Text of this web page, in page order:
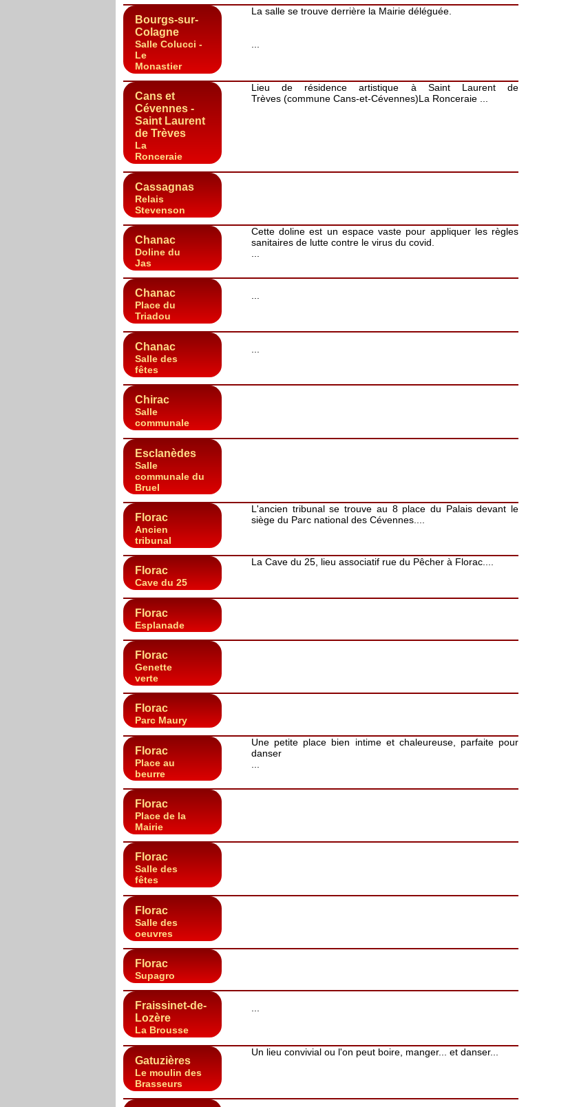
Bourgs-sur-
Colagne
Salle Colucci -
Le
Monastier
La salle se trouve derrière la Mairie déléguée.
Cans et
Cévennes -
Saint Laurent
de Trèves
La
Ronceraie
Lieu de résidence artistique à Saint Laurent de
Trèves (commune Cans-et-Cévennes)La Ronceraie ...
Cassagnas
Relais
Stevenson
Chanac
Doline du
Jas
Cette doline est un espace vaste pour appliquer les règles
sanitaires de lutte contre le virus du covid.
Chanac
Place du
Triadou
...
Chanac
Salle des
fêtes
Chirac
Salle
communale
Esclanèdes
Salle
communale du
Bruel
Florac
Ancien
tribunal
L'ancien tribunal se trouve au 8 place du Palais devant le
siège du Parc national des Cévennes....
Florac
Cave du 25
La Cave du 25, lieu associatif rue du Pêcher à Florac....
Florac
Esplanade
Florac
Genette
verte
Florac
Parc Maury
Florac
Place au
beurre
Une petite place bien intime et chaleureuse, parfaite pour
danser
Florac
Place de la
Mairie
Florac
Salle des
fêtes
Florac
Salle des
oeuvres
Florac
Supagro
Fraissinet-de-
Lozère
La Brousse
...
Gatuzières
Le moulin des
Brasseurs
Un lieu convivial ou l'on peut boire, manger... et danser...